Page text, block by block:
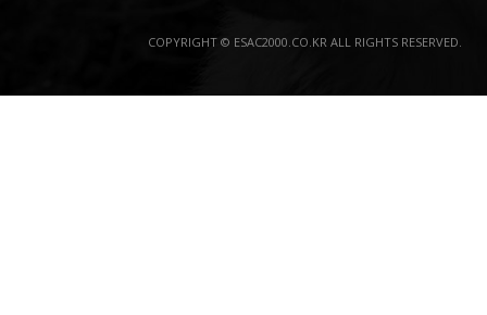
COPYRIGHT © ESAC2000.CO.KR ALL RIGHTS RESERVED.